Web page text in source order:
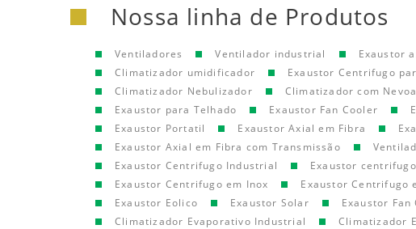
Nossa linha de Produtos
Ventiladores Ventilador industrial Exaustor
Climatizador umidificador
Exaustor Centrifugo
Climatizador Nebulizador
Climatizador com Nevoa
Exaustor para Telhado
Exaustor Fan Cooler
Exaustor Portatil
Exaustor Axial em Fibra
Exaustor Axial em Fibra com Transmissão
Exaustor Centrifugo Industrial
Exaustor
Exaustor Centrifugo em Inox
Exaustor Centrifugo
Exaustor Eolico
Exaustor Solar Exaustor Fan
Climatizador Evaporativo Industrial
Climatizador